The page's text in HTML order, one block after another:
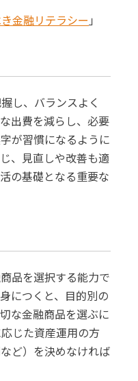
金融リテラシー 」
し、バランスよく
出費を減らし、必要
が習慣になるように
、見直しや改善も適
の基礎となる重要な
品を選択する能力で
につくと、目的別の
な金融商品を選ぶに
じた資産運用の方
ど）を決めなければ